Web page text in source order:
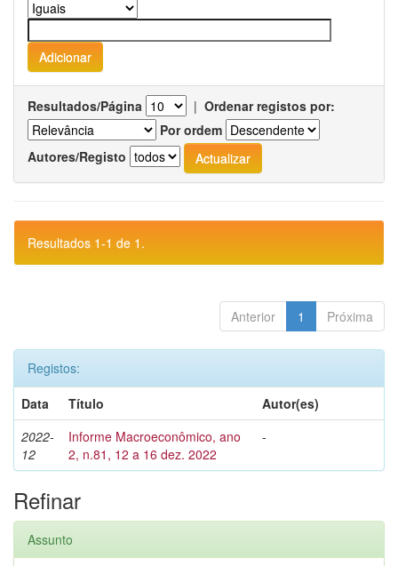
Resultados/Página | Ordenar registos por:
Por ordem
Autores/Registo
Resultados 1-1 de 1.
Anterior 1 Próxima
Registos:
Data
Título
Autor(es)
2022-
12
Informe Macroeconômico, ano
2, n.81, 12 a 16 dez. 2022
-
Refinar
Assunto